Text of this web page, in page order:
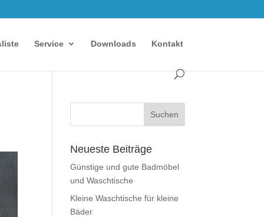
Service Downloads Kontakt
Neueste Beiträge
Günstige und gute Badmöbel
und Waschtische
Kleine Waschtische für kleine
Bäder